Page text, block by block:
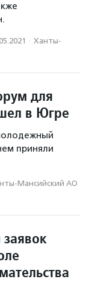
· Ханты-
для
в Югре
приняли
Мансийский АО